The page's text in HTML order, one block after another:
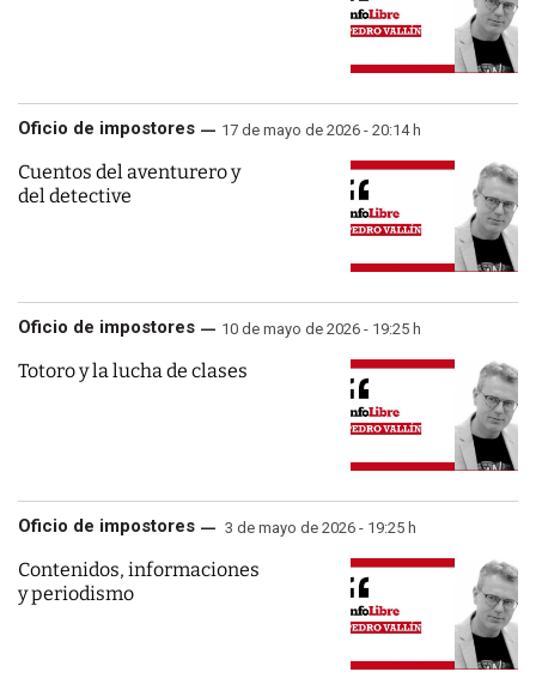
Oficio de impostores 17 de mayo de 2026 - 20:14 h
Cuentos del aventurero y
del detective
Oficio de impostores 10 de mayo de 2026 - 19:25 h
Totoro y la lucha de clases
Oficio de impostores 3 de mayo de 2026 - 19:25 h
Contenidos, informaciones
y periodismo